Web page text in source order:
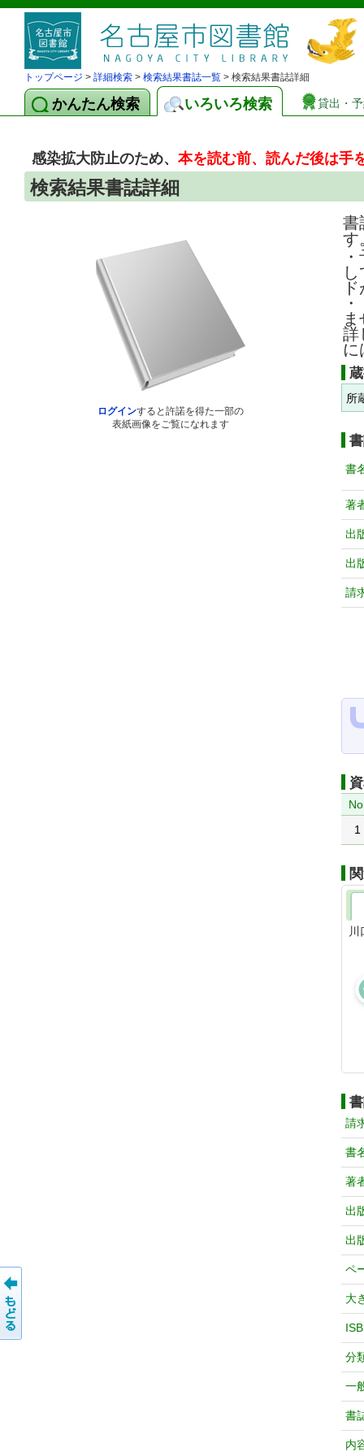
トップページ > 詳細検索 > 検索結果書誌一覧 > 検索結果書誌詳細
かんたん検索 いろいろ検索 貸出・
感染拡大防止のため、本を読む前、読んだ後は手
検索結果書誌詳細
ログインすると許諾を得た一部の
表紙画像をご覧になれます
書
す
詳
に
所
書
著
出
出
請
1
請
書
著
出
出
ペ
大
分
一
書
内